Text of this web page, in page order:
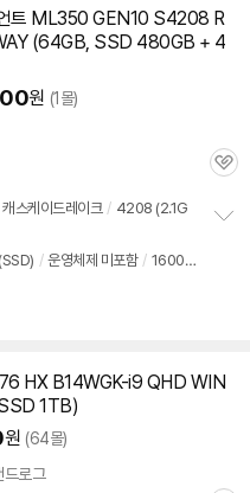
기
트 ML350 GEN10 S4208 R
(64GB, SSD 480GB + 4
원 (1몰)
관
캐스케이드레이크 / 4208 (2.1G
/ 운영체제 미포함 / 1600
HX B14WGK-i9 QHD WIN
1TB)
원 (64몰)
드로그